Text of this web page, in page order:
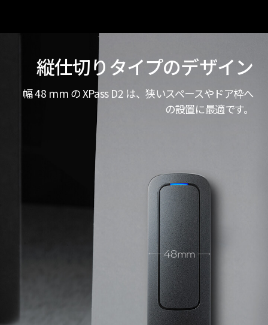
縦仕切りタイプのデザイン
幅 48 mm の XPass D2 は、狭いスペースやドア枠へ
の設置に最適です。